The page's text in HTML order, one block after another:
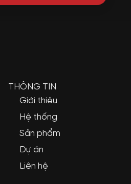
THÔNG TIN
Giới thiệu
Hệ thống
Sản phẩm
Dự án
Liên hệ